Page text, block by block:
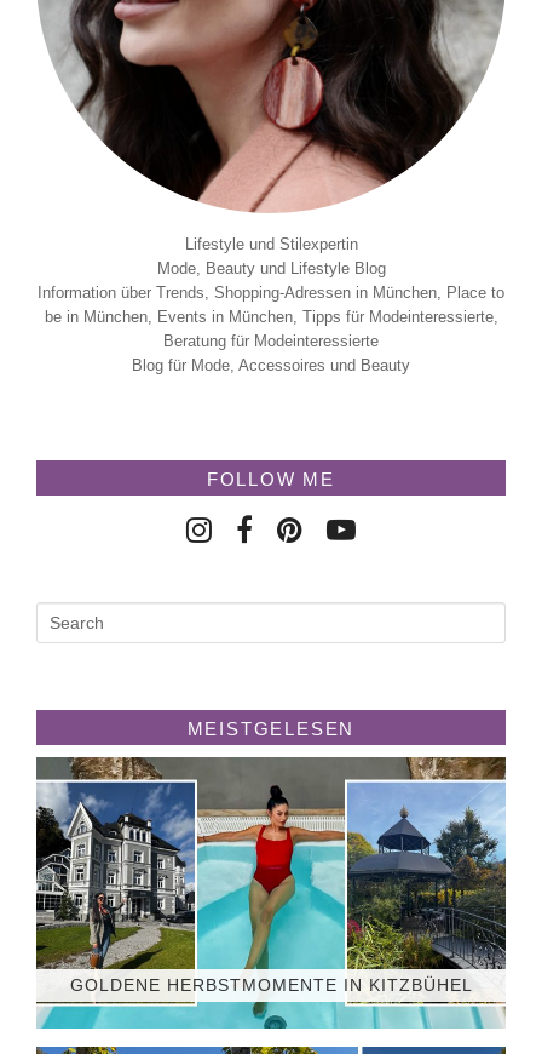
Lifestyle und Stilexpertin
Mode, Beauty und Lifestyle Blog
Information über Trends, Shopping-Adressen in München, Place to
be in München, Events in München, Tipps für Modeinteressierte,
Beratung für Modeinteressierte
Blog für Mode, Accessoires und Beauty
FOLLOW ME
MEISTGELESEN
GOLDENE HERBSTMOMENTE IN KITZBÜHEL